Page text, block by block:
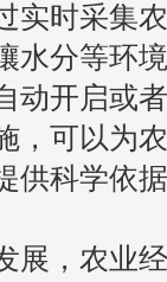
实时采集
水分等环
动开启或
，可以为
供科学依
展，农业